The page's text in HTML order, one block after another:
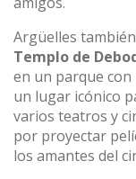
Argüelles
Templo de
en un parque con
un lugar icónico
varios teatros y
por proyectar
los amantes del